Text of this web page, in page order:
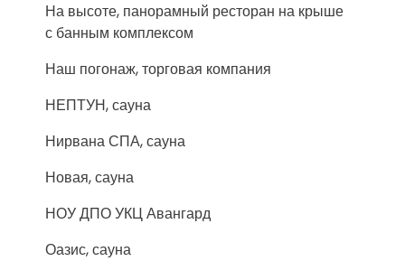
На высоте, панорамный ресторан на крыше
с банным комплексом
Наш погонаж, торговая компания
НЕПТУН, сауна
Нирвана СПА, сауна
Новая, сауна
НОУ ДПО УКЦ Авангард
Оазис, сауна